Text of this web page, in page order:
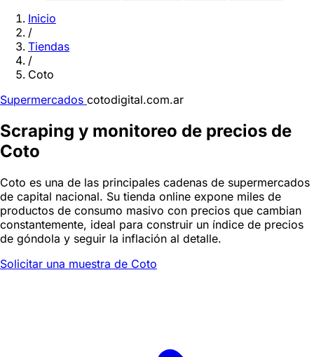
Inicio
/
Tiendas
/
Coto
Supermercados cotodigital.com.ar
Scraping y monitoreo de precios de
Coto
Coto es una de las principales cadenas de supermercados
de capital nacional. Su tienda online expone miles de
productos de consumo masivo con precios que cambian
constantemente, ideal para construir un índice de precios
de góndola y seguir la inflación al detalle.
Solicitar una muestra de Coto